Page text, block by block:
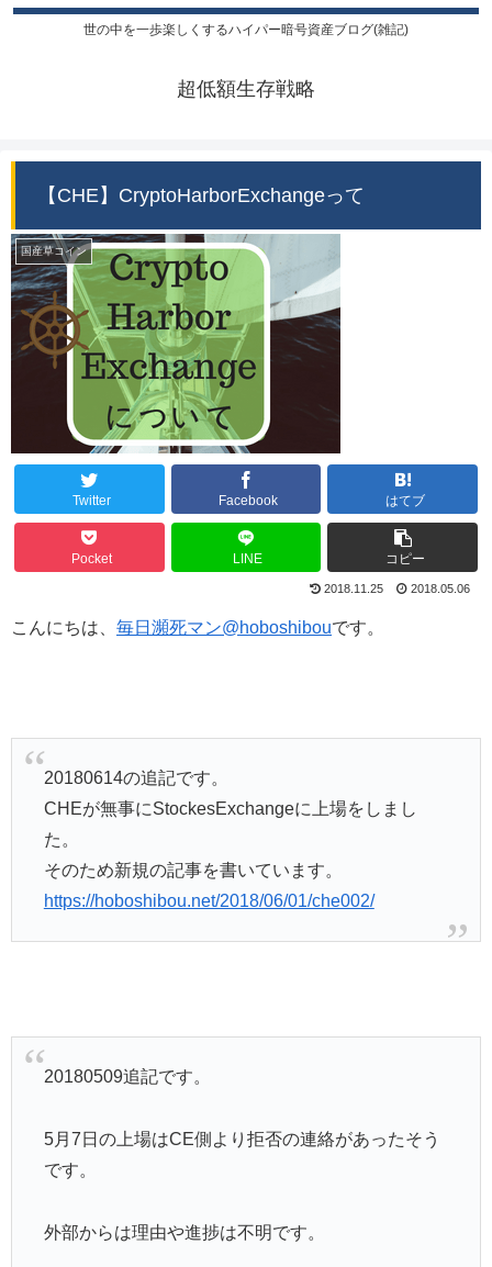
世の中を一歩楽しくするハイパー暗号資産ブログ(雑記)
超低額生存戦略
【CHE】CryptoHarborExchangeって
国産草コイン
Twitter Facebook はてブ
Pocket LINE コピー
2018.11.25 2018.05.06
こんにちは、 毎日瀕死マン@hoboshibouです。
20180614の追記です。
CHEが無事にStockesExchangeに上場をしまし
た。
そのため新規の記事を書いています。
https://hoboshibou.net/2018/06/01/che002/
20180509追記です。
5月7日の上場はCE側より拒否の連絡があったそう
です。
外部からは理由や進捗は不明です。